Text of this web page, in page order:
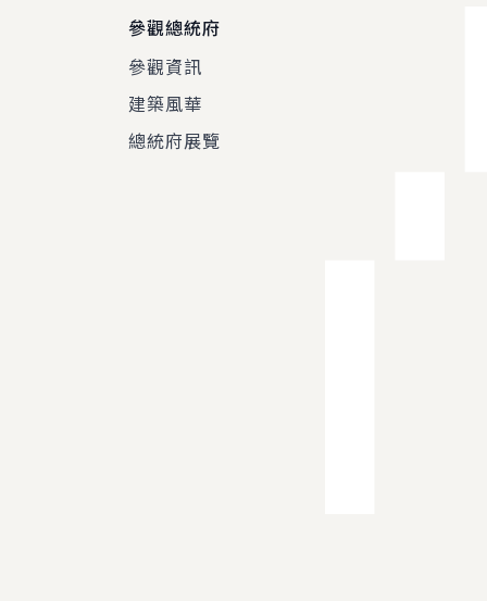
參觀總統府
參觀資訊
建築風華
總統府展覽